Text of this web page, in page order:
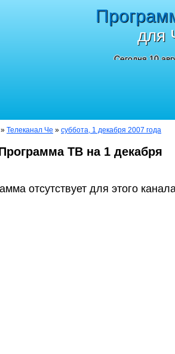
для
Сегодня 10
» Телеканал Че » суббота, 1 декабря 2007 года
ТВ на 1 декабря
отсутствует для этого